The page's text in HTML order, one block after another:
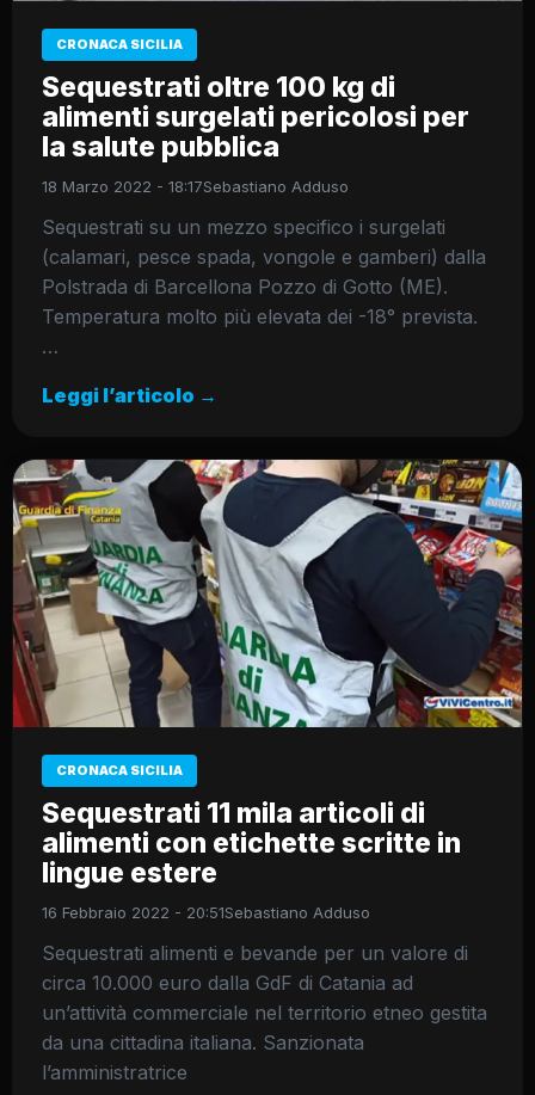
CRONACA SICILIA
Sequestrati oltre 100 kg di
alimenti surgelati pericolosi per
la salute pubblica
18 Marzo 2022 - 18:17Sebastiano Adduso
Sequestrati su un mezzo specifico i surgelati
(calamari, pesce spada, vongole e gamberi) dalla
Polstrada di Barcellona Pozzo di Gotto (ME).
Temperatura molto più elevata dei -18° prevista.
…
Leggi l’articolo →
CRONACA SICILIA
Sequestrati 11 mila articoli di
alimenti con etichette scritte in
lingue estere
16 Febbraio 2022 - 20:51Sebastiano Adduso
Sequestrati alimenti e bevande per un valore di
circa 10.000 euro dalla GdF di Catania ad
un’attività commerciale nel territorio etneo gestita
da una cittadina italiana. Sanzionata
l’amministratrice